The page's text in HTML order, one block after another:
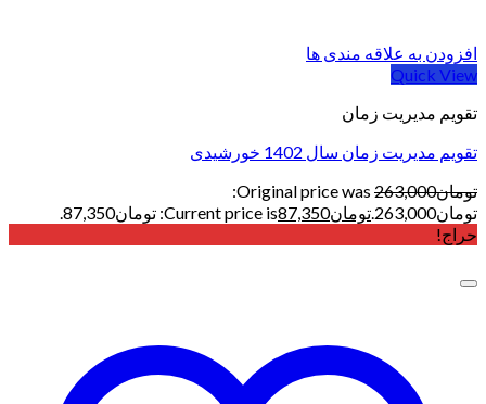
افزودن به علاقه مندی ها
Quick View
تقویم مدیریت زمان
تقویم مدیریت زمان سال 1402 خورشیدی
تومان263,000
Original price was:
تومان263,000.
تومان87,350Current price is: تومان87,350.
حراج!